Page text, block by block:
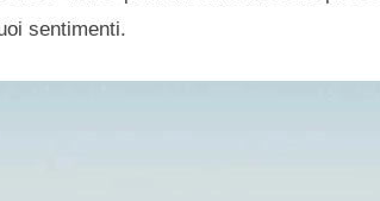
sentimenti.